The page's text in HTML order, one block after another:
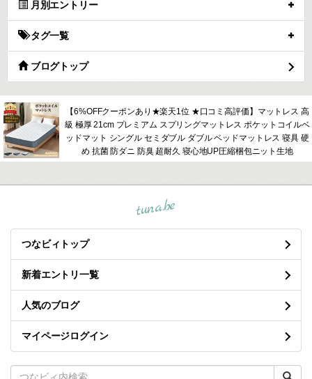
月別エントリー
タグ一覧
ブログトップ
【6%OFFクーポンあり★楽天1位 ★口コミ高評価】マットレス 高
級 極厚 21cm プレミアム スプリングマットレス ポケットコイルベ
ッドマット シングル セミダブル ダブル ベッドマットレス 寝具 硬
め 抗菌 防ダニ 防臭 超耐久 寝心地UP圧縮梱包ニット生地
tuna.be
つなビィトップ
新着エントリ一覧
人気のブログ
マイページログイン